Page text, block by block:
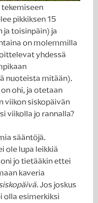
pikkiksen 15
toisinpäin) ja
on molemmilla
yhdessä
nuoteista mitään).
ohi, ja otetaan
viikon siskopäivän
viikolla jo rannalla?
sääntöjä.
ole lupa leikkiä
jo tietääkin ettei
kaveria
Jos joskus
olla esimerkiksi